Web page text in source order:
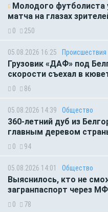
Молодого футболиста
матча на глазах
0 250
05.08.2026 16:25 Происшествия
Грузовик «ДАФ» под
скорости съехал в
0 86
05.08.2026 14:39 Общество
360-летний дуб из
главным деревом
0 94
05.08.2026 14:01 Общество
Выяснилось, кто не
загранпаспорт через
0 78